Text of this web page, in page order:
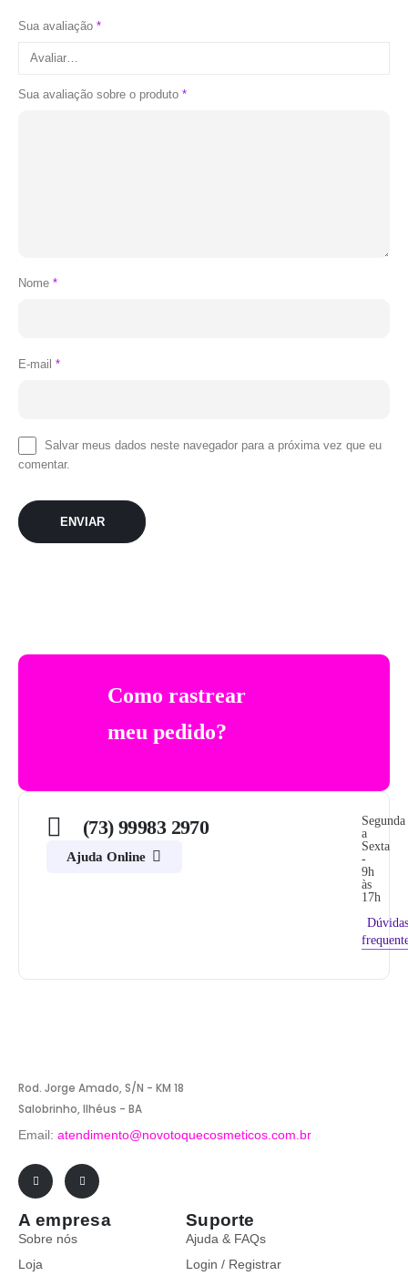
Sua avaliação *
Sua avaliação sobre o produto *
Nome *
E-mail *
Salvar meus dados neste navegador para a próxima vez que eu
comentar.
Como rastrear
meu pedido?
(73) 99983 2970
Ajuda Online
Segunda
a
Sexta
-
9h
às
17h
Rod. Jorge Amado, S/N - KM 18
Salobrinho, Ilhéus - BA
Email: atendimento@novotoquecosmeticos.com.br
A empresa
Sobre nós
Loja
Suporte
Ajuda & FAQs
Login / Registrar